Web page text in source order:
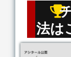
法は